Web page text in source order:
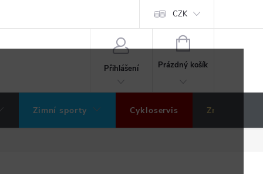
Hodnocení obchodu CZK
Přihlášení
NÁKUPNÍ
KOŠÍK
Prázdný košík
Zimní sporty Cykloservis Značky